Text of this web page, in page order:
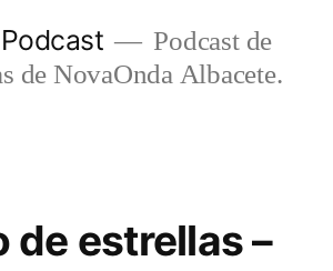
Podcast de
de NovaOnda Albacete.
de estrellas –